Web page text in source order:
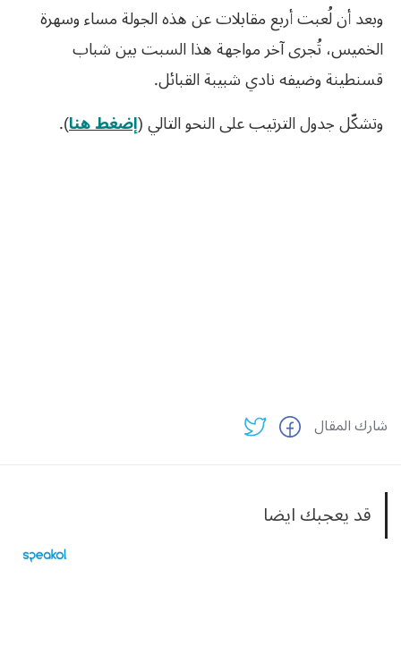
وبعد أن لُعبت أربع مقابلات عن هذه الجولة مساء وسهرة
الخميس، تُجرى آخر مواجهة هذا السبت بين شباب
قسنطينة وضيفه نادي شبيبة القبائل.
وتشكّل جدول الترتيب على النحو التالي (إضغط هنا).
شارك المقال
قد يعجبك ايضا